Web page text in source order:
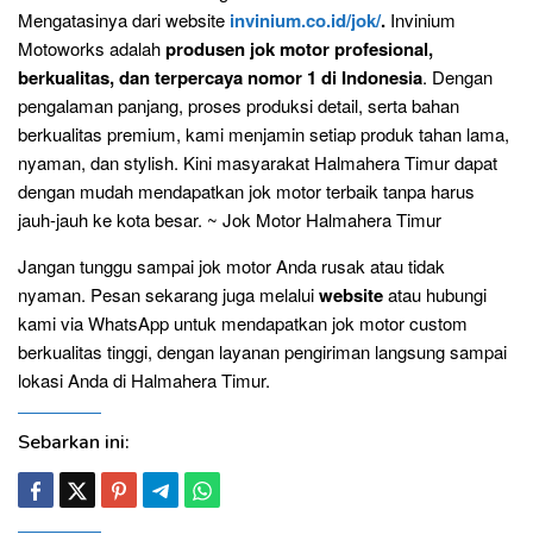
Mengatasinya dari website invinium.co.id/jok/. Invinium
Motoworks adalahprodusen jok motor profesional,
berkualitas, dan terpercaya nomor 1 di Indonesia. Dengan
pengalaman panjang, proses produksi detail, serta bahan
berkualitas premium, kami menjamin setiap produk tahan lama,
nyaman, dan stylish. Kini masyarakat Halmahera Timur dapat
dengan mudah mendapatkan jok motor terbaik tanpa harus
jauh-jauh ke kota besar. ~ Jok Motor Halmahera Timur
Jangan tunggu sampai jok motor Anda rusak atau tidak
nyaman. Pesan sekarang juga melaluiwebsiteatau hubungi
kami via WhatsApp untuk mendapatkan jok motor custom
berkualitas tinggi, dengan layanan pengiriman langsung sampai
lokasi Anda di Halmahera Timur.
Sebarkan ini: